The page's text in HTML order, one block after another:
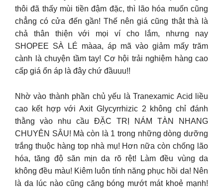
thôi đã thấy mùi tiền đậm đặc, thì lão hóa muốn cũng
chẳng có cửa đến gần! Thế nên giá cũng thật thà là
chả thân thiện với mọi ví cho lắm, nhưng nay
SHOPEE SÀ LÉ màaa, áp mã vào giảm mấy trăm
cành là chuyện tầm tay! Cơ hội trải nghiệm hàng cao
cấp giá ổn áp là đây chứ đầuuu!!
Nhờ vào thành phần chủ yếu là Tranexamic Acid liều
cao kết hợp với Axit Glycyrrhizic 2 không chỉ đánh
thằng vào nhu cầu ĐẶC TRỊ NÁM TÀN NHANG
CHUYÊN SÂU! Mà còn là 1 trong những dòng dưỡng
trắng thuộc hàng top nhà mụ! Hơn nữa còn chống lão
hóa, tăng độ săn mịn da rõ rệt! Làm đều vùng da
không đều màu! Kiêm luôn tính năng phục hồi da! Nên
là da lúc nào cũng căng bóng mướt mát khoẻ mạnh!